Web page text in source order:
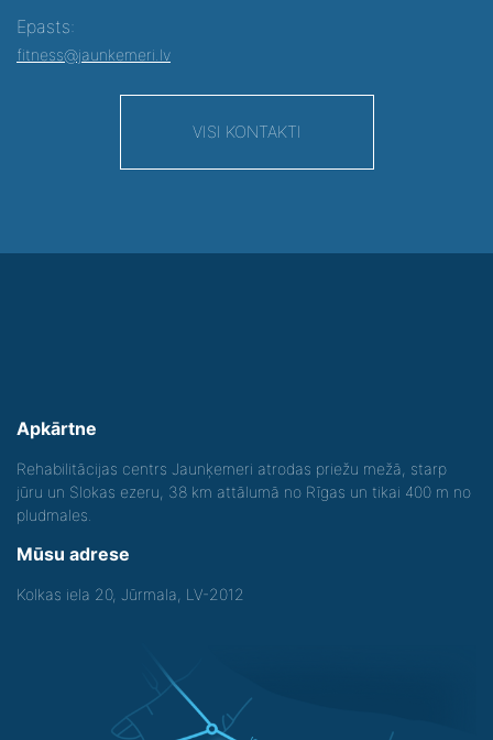
Epasts:
fitness@jaunkemeri.lv
VISI KONTAKTI
Apkārtne
Rehabilitācijas centrs Jaunķemeri atrodas priežu mežā, starp
jūru un Slokas ezeru, 38 km attālumā no Rīgas un tikai 400 m no
pludmales.
Mūsu adrese
Kolkas iela 20, Jūrmala, LV-2012